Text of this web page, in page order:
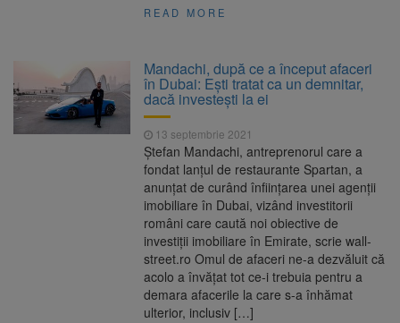
READ MORE
Mandachi, după ce a început afaceri
în Dubai: Ești tratat ca un demnitar,
dacă investești la ei
13 septembrie 2021
Ștefan Mandachi, antreprenorul care a
fondat lanțul de restaurante Spartan, a
anunțat de curând înființarea unei agenții
imobiliare în Dubai, vizând investitorii
români care caută noi obiective de
investiții imobiliare în Emirate, scrie wall-
street.ro Omul de afaceri ne-a dezvăluit că
acolo a învățat tot ce-i trebuia pentru a
demara afacerile la care s-a înhămat
ulterior, inclusiv […]